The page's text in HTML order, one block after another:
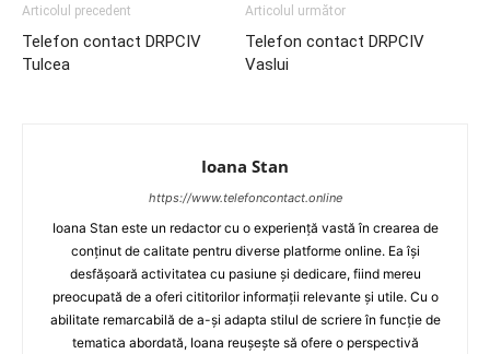
Articolul precedent
Telefon contact DRPCIV
Tulcea
Articolul următor
Telefon contact DRPCIV
Vaslui
Ioana Stan
https://www.telefoncontact.online
Ioana Stan este un redactor cu o experiență vastă în crearea de
conținut de calitate pentru diverse platforme online. Ea își
desfășoară activitatea cu pasiune și dedicare, fiind mereu
preocupată de a oferi cititorilor informații relevante și utile. Cu o
abilitate remarcabilă de a-și adapta stilul de scriere în funcție de
tematica abordată, Ioana reușește să ofere o perspectivă